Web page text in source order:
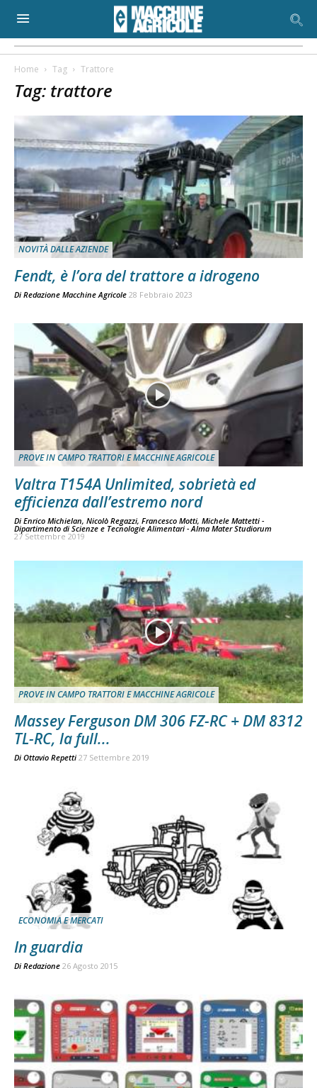
Home Tag Trattore
Tag: trattore
NOVITÀ DALLE AZIENDE
Fendt, è l’ora del trattore a idrogeno
Di Redazione Macchine Agricole 28 Febbraio 2023
PROVE IN CAMPO TRATTORI E MACCHINE AGRICOLE
Valtra T154A Unlimited, sobrietà ed
efficienza dall’estremo nord
Di Enrico Michielan, Nicolò Regazzi, Francesco Motti, Michele Mattetti -
Dipartimento di Scienze e Tecnologie Alimentari - Alma Mater Studiorum
27 Settembre 2019
PROVE IN CAMPO TRATTORI E MACCHINE AGRICOLE
Massey Ferguson DM 306 FZ-RC + DM 8312
TL-RC, la full...
Di Ottavio Repetti 27 Settembre 2019
ECONOMIA E MERCATI
In guardia
Di Redazione 26 Agosto 2015